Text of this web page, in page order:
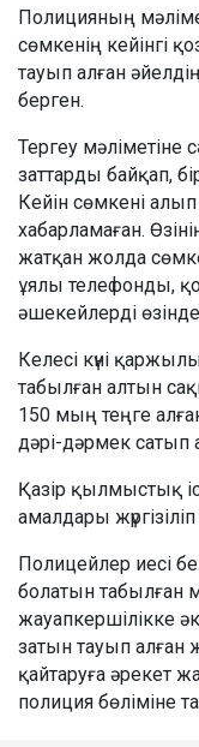
Полицияның
сөмкенің кейінгі
тауып алған
берген.
Тергеу мәліметіне
заттарды байқап,
Кейін сөмкені
хабарламаған.
жатқан жолда
ұялы телефонды,
әшекейлерді
Келесі күні
табылған алтын
150 мың теңге
дәрі-дәрмек сатып
Қазір қылмыстық
амалдары
Полицейлер иесі
болатын табылған
жауапкершілікке
затын тауып алған
қайтаруға әрекет
полиция бөліміне